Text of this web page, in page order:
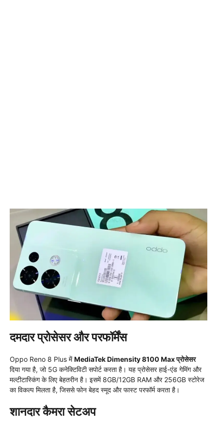
दमदार प्रोसेसर और परफॉर्मेंस
Oppo Reno 8 Plus मेंMediaTek Dimensity 8100 Max प्रोसेसर
दिया गया है, जो 5G कनेक्टिविटी सपोर्ट करता है। यह प्रोसेसर हाई-एंड गेमिंग और
मल्टीटास्किंग के लिए बेहतरीन है। इसमें 8GB/12GB RAM और 256GB स्टोरेज
का विकल्प मिलता है, जिससे फोन बेहद स्मूद और फास्ट परफॉर्म करता है।
शानदार कैमरा सेटअप